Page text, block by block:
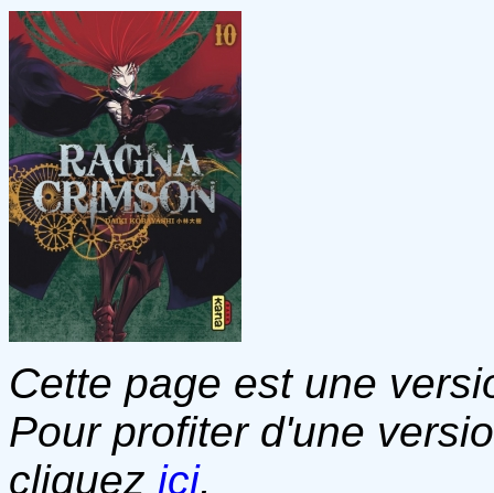
Cette page est une
Pour profiter d'une
cliquez ici.